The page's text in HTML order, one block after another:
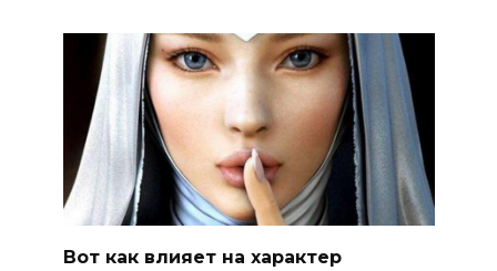
Вот как влияет на характер